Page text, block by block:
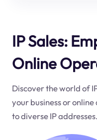
IP Sales:
Online
Discover the world of
your business or
to diverse IP addresses.